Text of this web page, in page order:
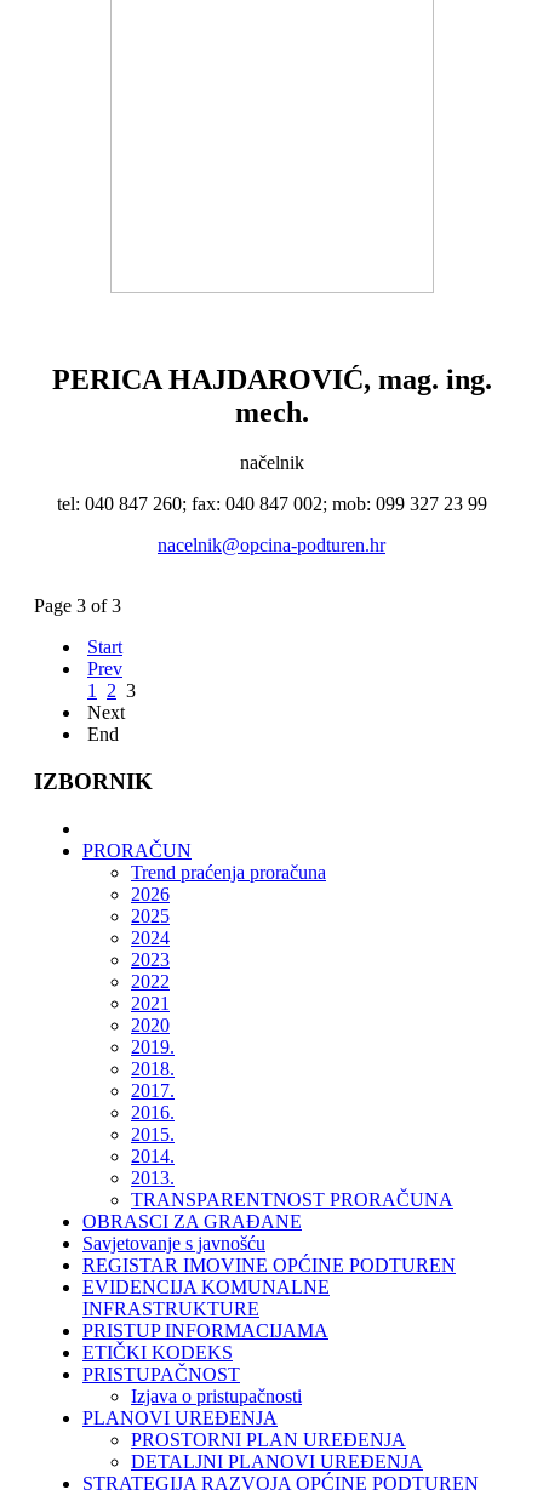
PERICA HAJDAROVIĆ, mag. ing.
mech.
načelnik
tel: 040 847 260; fax: 040 847 002; mob: 099 327 23 99
nacelnik@opcina-podturen.hr
Page 3 of 3
Start
Prev
1 2 3
Next
End
IZBORNIK
PRORAČUN
Trend praćenja proračuna
2026
2025
2024
2023
2022
2021
2020
2019.
2018.
2017.
2016.
2015.
2014.
2013.
TRANSPARENTNOST PRORAČUNA
OBRASCI ZA GRAĐANE
Savjetovanje s javnošću
REGISTAR IMOVINE OPĆINE PODTUREN
EVIDENCIJA KOMUNALNE
INFRASTRUKTURE
PRISTUP INFORMACIJAMA
ETIČKI KODEKS
PRISTUPAČNOST
Izjava o pristupačnosti
PLANOVI UREĐENJA
PROSTORNI PLAN UREĐENJA
DETALJNI PLANOVI UREĐENJA
STRATEGIJA RAZVOJA OPĆINE PODTUREN